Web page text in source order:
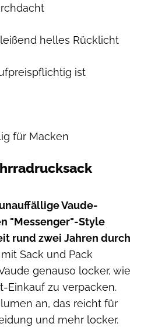
helles Rücklicht
ist
für Macken
Vaude-
"Messenger"-Style
rund zwei Jahren durch
Sack und Pack
genauso locker, wie
Einkauf zu verpacken.
an, das reicht für
und mehr locker.